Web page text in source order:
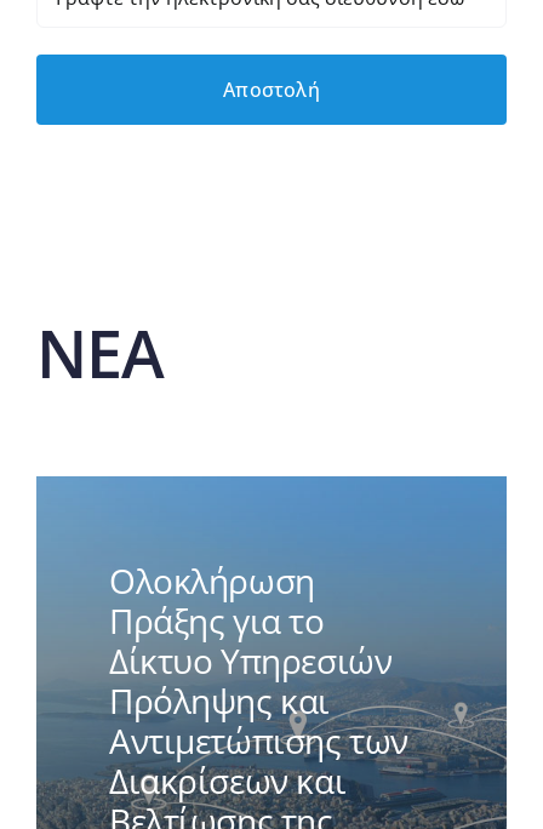
ΝΕΑ
Ολοκλήρωση
Πράξης για το
Δίκτυο Υπηρεσιών
Πρόληψης και
Αντιμετώπισης των
Διακρίσεων και